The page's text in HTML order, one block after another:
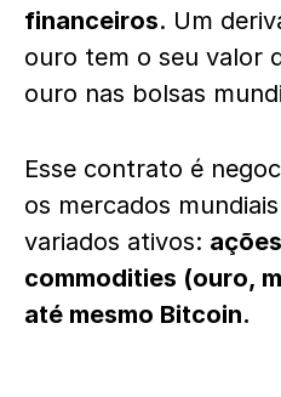
financeiros. Um
ouro tem o seu valor
ouro nas bolsas
Esse contrato é
os mercados
variados ativos:
commodities (ouro,
até mesmo Bitcoin.